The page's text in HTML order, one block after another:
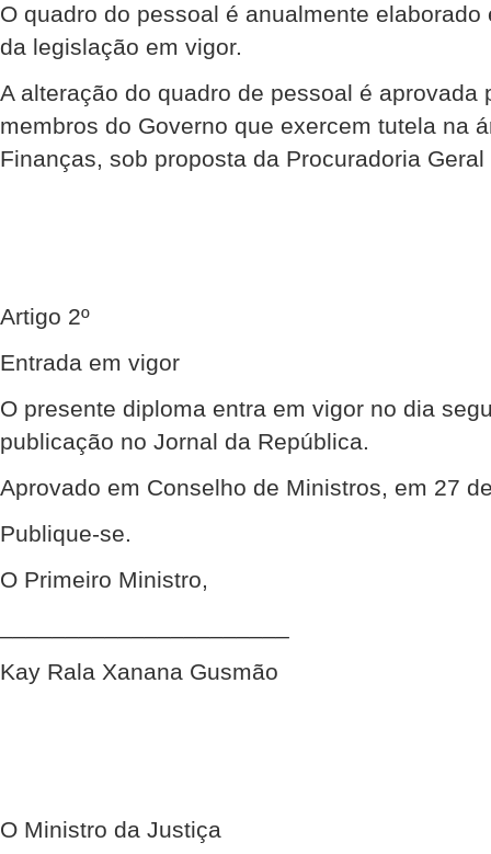
O quadro do pessoal é anualmente
da legislação em vigor.
A alteração do quadro de pessoal é aprovada
membros do Governo que exercem tutela na
Finanças, sob proposta da Procuradoria
Artigo 2º
Entrada em vigor
O presente diploma entra em vigor no dia
publicação no Jornal da República.
Aprovado em Conselho de Ministros, em 27
Publique-se.
O Primeiro Ministro,
Kay Rala Xanana Gusmão
O Ministro da Justiça